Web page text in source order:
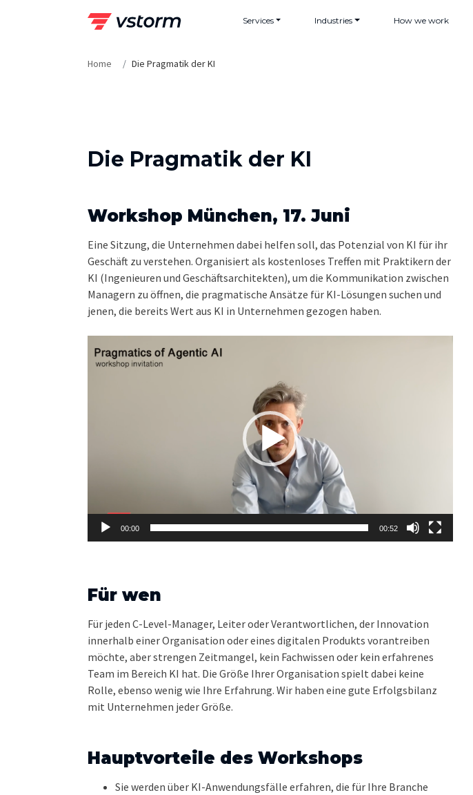
Services Industries How we work
Home Die Pragmatik der KI
Die Pragmatik der KI
Workshop München, 17. Juni
Eine Sitzung, die Unternehmen dabei helfen soll, das Potenzial von KI für ihr
Geschäft zu verstehen. Organisiert als kostenloses Treffen mit Praktikern der
KI (Ingenieuren und Geschäftsarchitekten), um die Kommunikation zwischen
Managern zu öffnen, die pragmatische Ansätze für KI-Lösungen suchen und
jenen, die bereits Wert aus KI in Unternehmen gezogen haben.
Player
00:00 00:52
Für wen
Für jeden C-Level-Manager, Leiter oder Verantwortlichen, der Innovation
innerhalb einer Organisation oder eines digitalen Produkts vorantreiben
möchte, aber strengen Zeitmangel, kein Fachwissen oder kein erfahrenes
Team im Bereich KI hat. Die Größe Ihrer Organisation spielt dabei keine
Rolle, ebenso wenig wie Ihre Erfahrung. Wir haben eine gute Erfolgsbilanz
mit Unternehmen jeder Größe.
Hauptvorteile des Workshops
Sie werden über KI-Anwendungsfälle erfahren, die für Ihre Branche